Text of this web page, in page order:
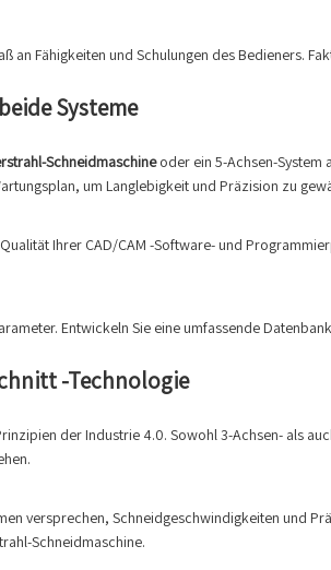
an Fähigkeiten und Schulungen des Bedieners.
Systeme
Schneidmaschineoder ein 5-Achsen-
um Langlebigkeit und Präzision zu
Ihrer CAD/CAM -Software- und
Entwickeln Sie eine umfassende
-Technologie
der Industrie 4.0. Sowohl 3-Achsen- als
versprechen, Schneidgeschwindigkeiten und
Schneidmaschine.